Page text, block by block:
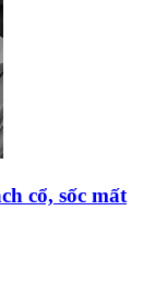
cổ, sốc mất